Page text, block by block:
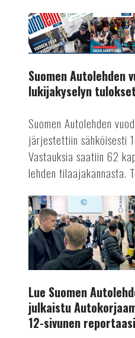
Suomen
Autolehden
vuoden
lukijakyselyn
tulokset
Suomen Autolehden
lukijakyselyn
Suomen Autolehden
järjestettiin sähköisesti
Vastauksia saatiin 62
lehden tilaajakannasta.
Lue
Suomen
Autolehdessä
2/2025
julkaistu
Autokorjaamo
2025
-
messujen
12-
Lue Suomen
julkaistu
12-sivunen